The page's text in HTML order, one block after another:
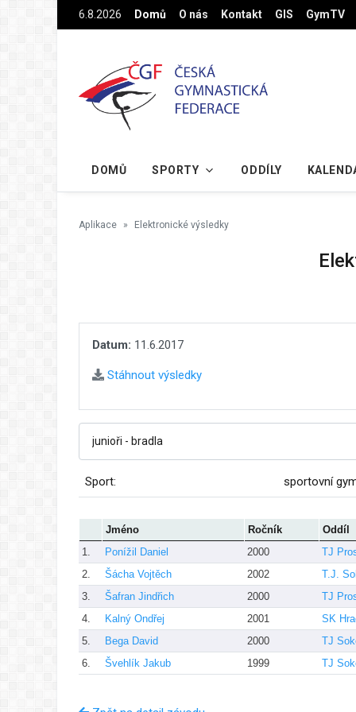
Na hlavní obsah6.8.2026 Domů O nás Kontakt GIS GymTV
DOMŮ SPORTY ODDÍLY
Aplikace Elektronické výsledky
Datum: 11.6.2017
Stáhnout výsledky
Sport: sportovní
Jméno Ročník
Oddíl
1.
Ponížil Daniel 2000
TJ
2.
Šácha Vojtěch 2002
T.J.
3.
Šafran Jindřich 2000
TJ
4.
Kalný Ondřej 2001
SK
5.
Bega David 2000
TJ
6.
Švehlík Jakub 1999 TJ